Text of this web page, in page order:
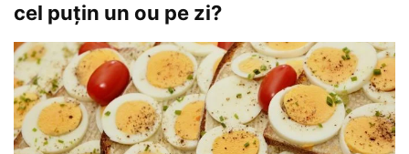
cel puțin un ou pe zi?